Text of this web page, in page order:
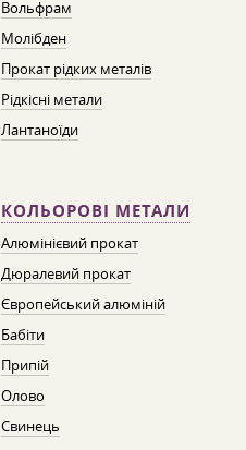
Вольфрам
Молібден
Прокат рідких металів
Рідкісні метали
Лантаноїди
КОЛЬОРОВІ МЕТАЛИ
Алюмінієвий прокат
Дюралевий прокат
Європейський алюміній
Бабіти
Припій
Олово
Свинець